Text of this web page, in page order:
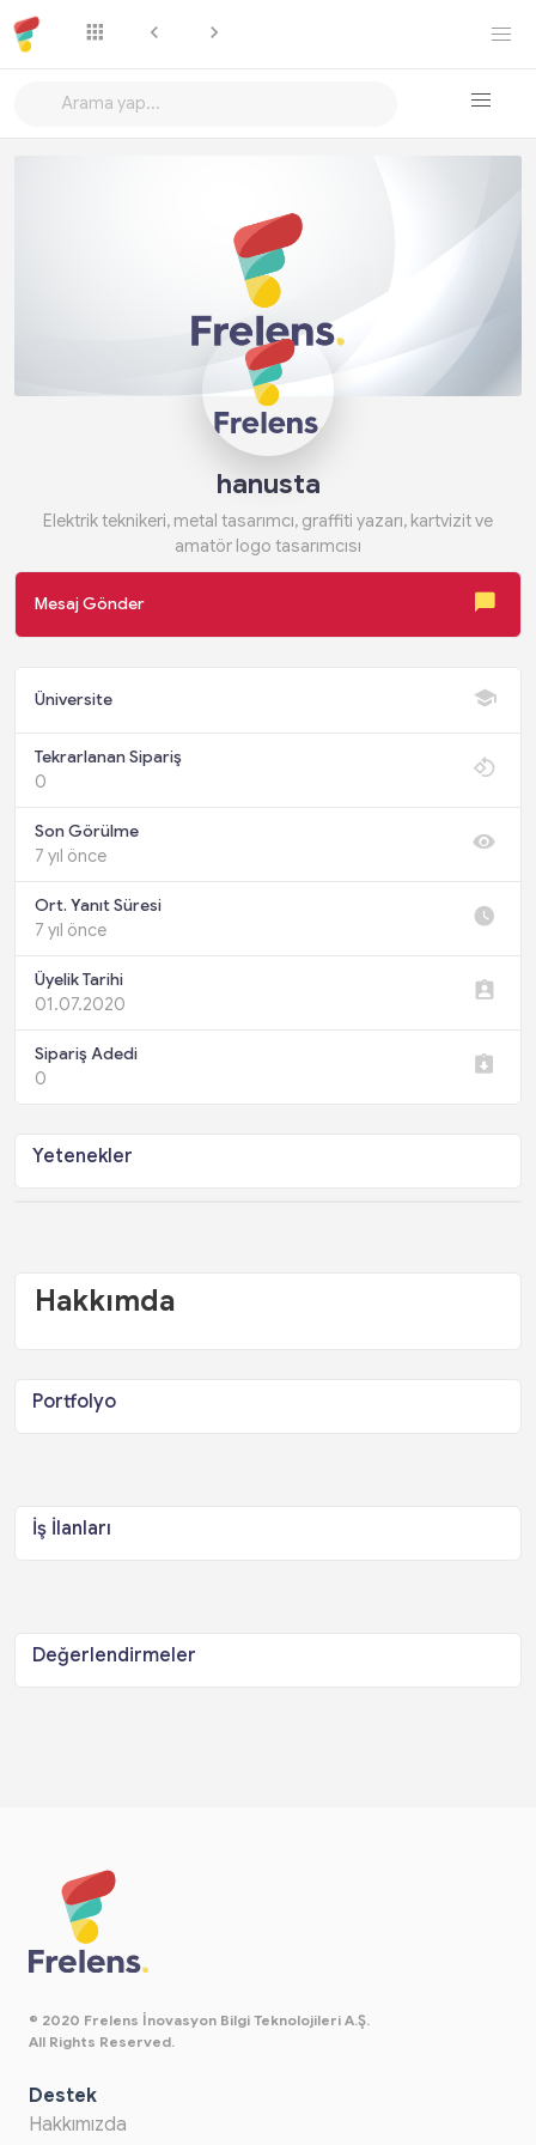
Takip Et
hanusta
Elektrik teknikeri, metal tasarımcı, graffiti yazarı, kartvizit ve
amatör logo tasarımcısı
Mesaj Gönder
Üniversite
Tekrarlanan Sipariş
0
Son Görülme
7 yıl önce
Ort. Yanıt Süresi
7 yıl önce
Üyelik Tarihi
01.07.2020
Sipariş Adedi
0
Yetenekler
Hakkımda
Portfolyo
İş İlanları
Değerlendirmeler
© 2020 Frelens İnovasyon Bilgi Teknolojileri A.Ş.
All Rights Reserved.
Destek
Hakkımızda